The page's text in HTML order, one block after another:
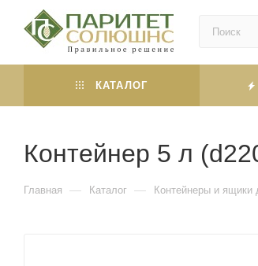
КАТАЛОГ
Контейнер 5 л
Главная — Каталог — Контейнеры и ящики